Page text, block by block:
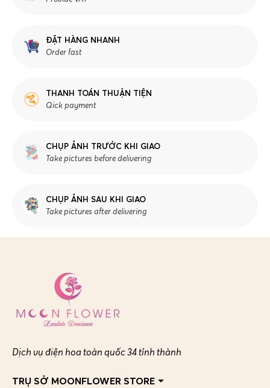
ĐẶT HÀNG NHANH
Order fast
THANH TOÁN THUẬN TIỆN
Qick payment
CHỤP ẢNH TRƯỚC KHI GIAO
Take pictures before delivering
CHỤP ẢNH SAU KHI GIAO
Take pictures after delivering
Dịch vụ điện hoa toàn quốc 34 tỉnh thành
TRỤ SỞ MOONFLOWER STORE